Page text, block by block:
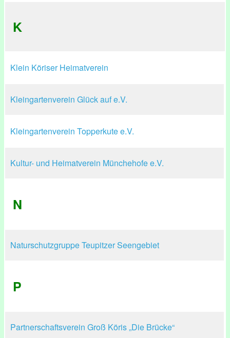
K
Klein Köriser Heimatverein
Kleingartenverein Glück auf e.V.
Kleingartenverein Topperkute e.V.
Kultur- und Heimatverein Münchehofe e.V.
N
Naturschutzgruppe Teupitzer Seengebiet
P
Partnerschaftsverein Groß Köris „Die Brücke“